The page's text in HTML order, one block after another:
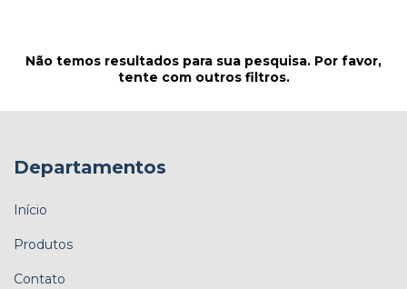
Não temos resultados para sua pesquisa. Por favor,
tente com outros filtros.
Departamentos
Início
Produtos
Contato